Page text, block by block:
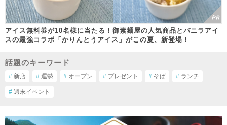
アイス無料券が10名様に当たる！御素麺屋の人気商品とバニラアイ
スの最強コラボ「かりんとうアイス」がこの夏、新登場！
話題のキーワード
# 新店 # 運勢 # オープン # プレゼント # そば # ランチ
# 週末イベント